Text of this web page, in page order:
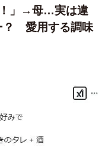
！」→母…実は違
？ 愛用する調味